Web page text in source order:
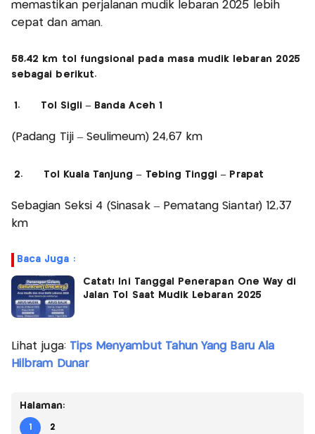
memastikan perjalanan mudik lebaran 2025 lebih
cepat dan aman.
58,42 km tol fungsional pada masa mudik lebaran 2025
sebagai berikut.
1. Tol Sigli – Banda Aceh 1
(Padang Tiji – Seulimeum) 24,67 km
2. Tol Kuala Tanjung – Tebing Tinggi – Prapat
Sebagian Seksi 4 (Sinasak – Pematang Siantar) 12,37
km
Baca Juga :
Catat! Ini Tanggal Penerapan One Way di
Jalan Tol Saat Mudik Lebaran 2025
Lihat juga: Tips Menyambut Tahun Yang Baru Ala
Hilbram Dunar
Halaman:
1 2